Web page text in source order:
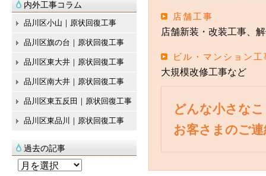
店舗工事
店舗新装・改装工事、
ビル・マンション工
大規模改修工事など
どんな小さな
お客さまのご
内外工事コラム
品川区小山｜原状回復工事
品川区旗の台｜原状回復工事
品川区東大井｜原状回復工事
品川区南大井｜原状回復工事
品川区東五反田｜原状回復工事
品川区東品川｜原状回復工事
過去の記事